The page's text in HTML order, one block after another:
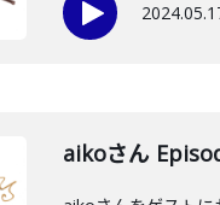
aikoさん